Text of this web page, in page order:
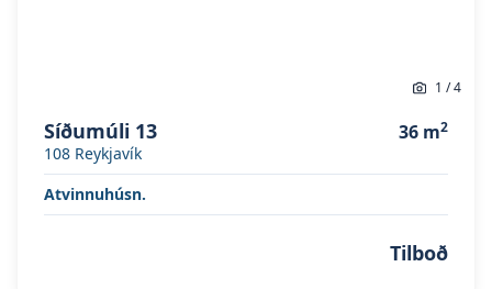
1 /4
Síðumúli 13
108 Reykjavík
36 m2
Atvinnuhúsn.
Tilboð